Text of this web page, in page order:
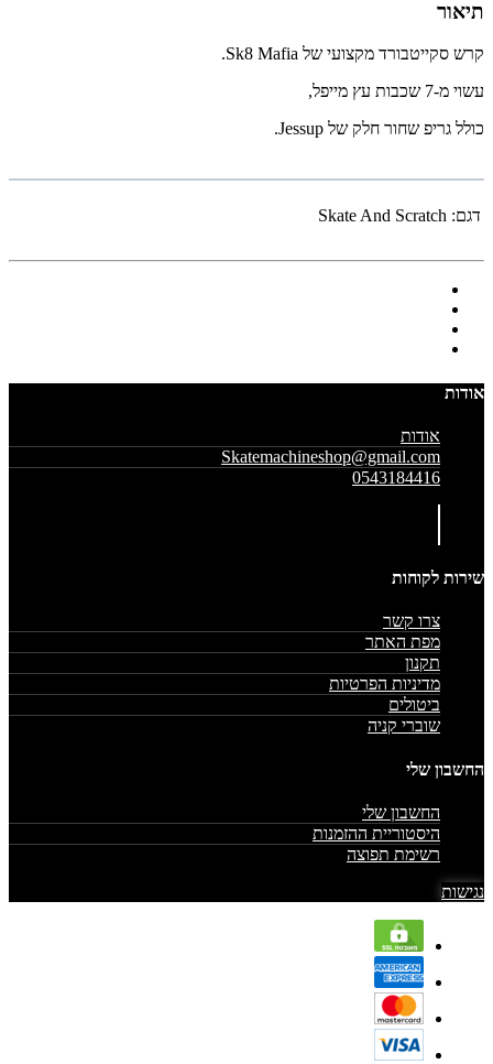
תיאור
קרש סקייטבורד מקצועי של Sk8 Mafia.
עשוי מ-7 שכבות עץ מייפל,
כולל גריפ שחור חלק של Jessup.
דגם: Skate And Scratch
אודות
אודות
Skatemachineshop@gmail.com
0543184416
שירות לקוחות
צרו קשר
מפת האתר
תקנון
מדיניות הפרטיות
ביטולים
שוברי קניה
החשבון שלי
החשבון שלי
היסטוריית ההזמנות
רשימת תפוצה
נגישות